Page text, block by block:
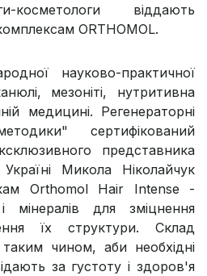
косметологи віддають
ORTHOMOL.
науково-практичної
мезоніті, нутритивна
медицині. Регенераторні
сертифікований
представника
Микола Ніколайчук
Orthomol Hair Intense -
мінералів для зміцнення
їх структури. Склад
таким чином, аби необхідні
за густоту і здоров'я